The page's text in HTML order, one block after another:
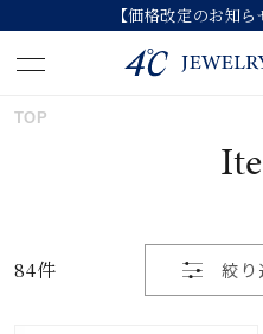
【価格改定のお知
TOP
84件 絞り
価格が高い